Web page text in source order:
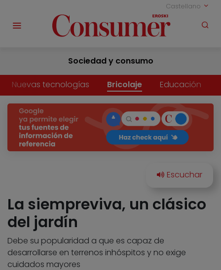
Castellano
Sociedad y consumo
Nuevas tecnologías Bricolaje Educación
La siempreviva, un clásico
del jardín
Debe su popularidad a que es capaz de
desarrollarse en terrenos inhóspitos y no exige
cuidados mayores